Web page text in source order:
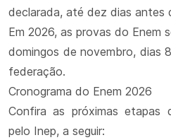
declarada, até dez dias antes
Em 2026, as provas do Enem
domingos de novembro, dias
federação.
Cronograma do Enem 2026
Confira as próximas etapas
pelo Inep, a seguir: